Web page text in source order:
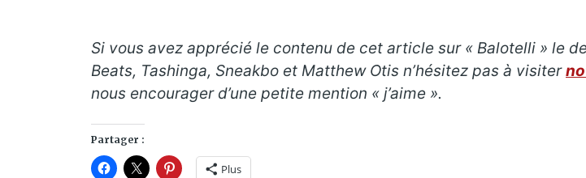
Si vous avez apprécié le contenu de cet article sur « Balotelli » le
Beats, Tashinga, Sneakbo et Matthew Otis n’hésitez pas à visiter
nous encourager d’une petite mention « j’aime ».
Partager :
Plus